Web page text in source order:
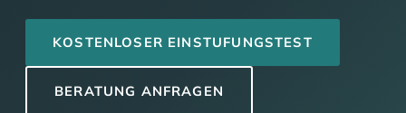
KOSTENLOSER EINSTUFUNGSTEST
BERATUNG ANFRAGEN